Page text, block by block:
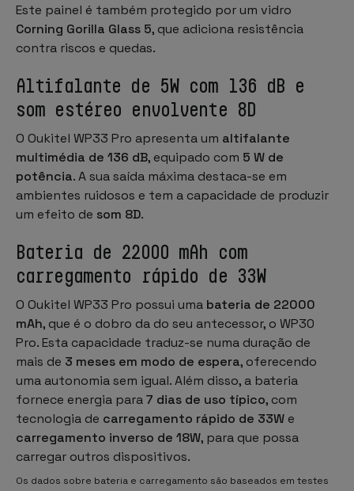
Este painel é também protegido por um vidro
Corning Gorilla Glass 5, que adiciona resistência
contra riscos e quedas.
Altifalante de 5W com 136 dB e
som estéreo envolvente 8D
O Oukitel WP33 Pro apresenta um altifalante
multimédia de 136 dB, equipado com 5 W de
potência. A sua saída máxima destaca-se em
ambientes ruidosos e tem a capacidade de produzir
um efeito de som 8D.
Bateria de 22000 mAh com
carregamento rápido de 33W
O Oukitel WP33 Pro possui uma bateria de 22000
mAh, que é o dobro da do seu antecessor, o WP30
Pro. Esta capacidade traduz-se numa duração de
mais de 3 meses em modo de espera, oferecendo
uma autonomia sem igual. Além disso, a bateria
fornece energia para7 dias de uso típico, com
tecnologia de carregamento rápido de 33W e
carregamento inverso de 18W, para que possa
carregar outros dispositivos.
Os dados sobre bateria e carregamento são baseados em testes